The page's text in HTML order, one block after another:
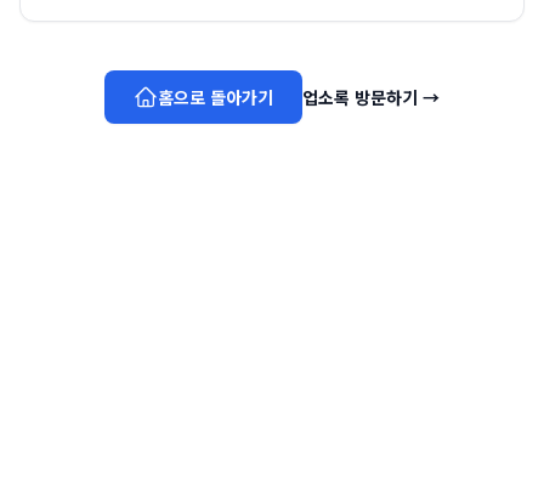
홈으로 돌아가기 업소록 방문하기 →